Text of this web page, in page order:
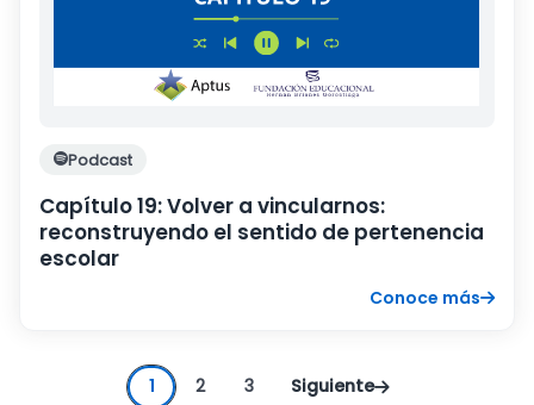
Podcast
Capítulo 19: Volver a vincularnos:
reconstruyendo el sentido de pertenencia
escolar
Conoce más
1 2 3 Siguiente